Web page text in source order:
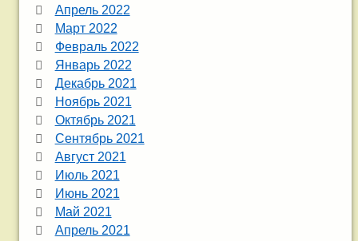
Апрель 2022
Март 2022
Февраль 2022
Январь 2022
Декабрь 2021
Ноябрь 2021
Октябрь 2021
Сентябрь 2021
Август 2021
Июль 2021
Июнь 2021
Май 2021
Апрель 2021